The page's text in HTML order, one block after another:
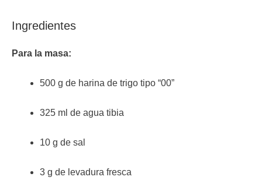
Ingredientes
Para la masa:
500 g de harina de trigo tipo “00”
325 ml de agua tibia
10 g de sal
3 g de levadura fresca